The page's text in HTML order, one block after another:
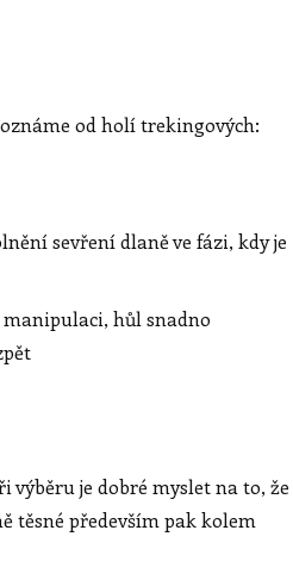
od holí trekingových:
sevření dlaně ve fázi, kdy je
hůl snadno
výběru je dobré myslet na to, že
těsné především pak kolem